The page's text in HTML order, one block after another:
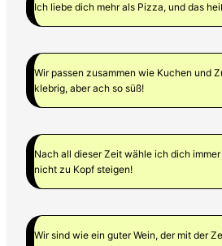
Ich liebe dich mehr als Pizza, und das
Wir passen zusammen wie Kuchen und
klebrig, aber ach so süß!
Nach all dieser Zeit wähle ich dich
nicht zu Kopf steigen!
Wir sind wie ein guter Wein, der mit der